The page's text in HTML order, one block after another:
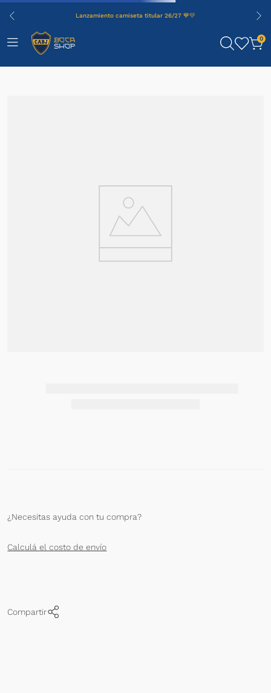
Lanzamiento camiseta titular 26/27 💙💛
0
¿Necesitas ayuda con tu compra?
Calculá el costo de envío
Compartir